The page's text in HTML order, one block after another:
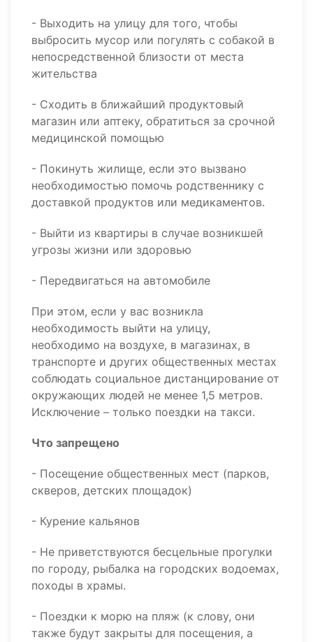
- Выходить на улицу для того, чтобы
выбросить мусор или погулять с собакой в
непосредственной близости от места
жительства
- Сходить в ближайший продуктовый
магазин или аптеку, обратиться за срочной
медицинской помощью
- Покинуть жилище, если это вызвано
необходимостью помочь родственнику с
доставкой продуктов или медикаментов.
- Выйти из квартиры в случае возникшей
угрозы жизни или здоровью
- Передвигаться на автомобиле
При этом, если у вас возникла
необходимость выйти на улицу,
необходимо на воздухе, в магазинах, в
транспорте и других общественных местах
соблюдать социальное дистанцирование от
окружающих людей не менее 1,5 метров.
Исключение – только поездки на такси.
Что запрещено
- Посещение общественных мест (парков,
скверов, детских площадок)
- Курение кальянов
- Не приветствуются бесцельные прогулки
по городу, рыбалка на городских водоемах,
походы в храмы.
- Поездки к морю на пляж (к слову, они
также будут закрыты для посещения, а